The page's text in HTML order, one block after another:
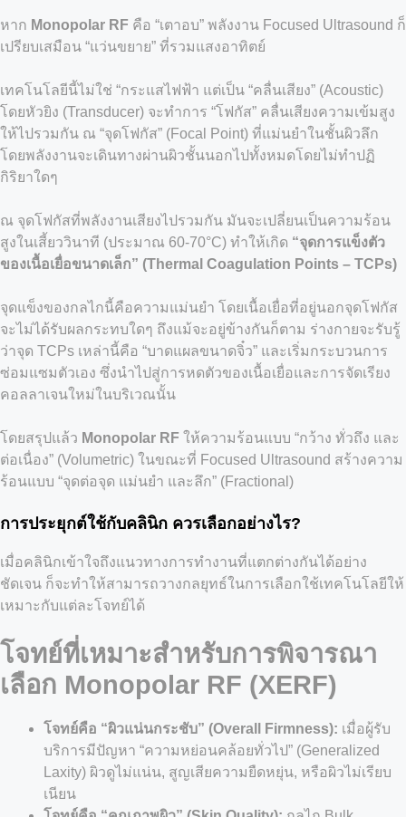
หาก Monopolar RF คือ “เตาอบ” พลังงาน Focused Ultrasound ก็
เปรียบเสมือน “แว่นขยาย” ที่รวมแสงอาทิตย์
เทคโนโลยีนี้ไม่ใช่ “กระแสไฟฟ้า แต่เป็น “คลื่นเสียง” (Acoustic)
โดยหัวยิง (Transducer) จะทำการ “โฟกัส” คลื่นเสียงความเข้มสูง
ให้ไปรวมกัน ณ “จุดโฟกัส” (Focal Point) ที่แม่นยำในชั้นผิวลึก
โดยพลังงานจะเดินทางผ่านผิวชั้นนอกไปทั้งหมดโดยไม่ทำปฏิ
กิริยาใดๆ
ณ จุดโฟกัสที่พลังงานเสียงไปรวมกัน มันจะเปลี่ยนเป็นความร้อน
สูงในเสี้ยววินาที (ประมาณ 60-70°C) ทำให้เกิด “จุดการแข็งตัว
ของเนื้อเยื่อขนาดเล็ก” (Thermal Coagulation Points – TCPs)
จุดแข็งของกลไกนี้คือความแม่นยำ โดยเนื้อเยื่อที่อยู่นอกจุดโฟกัส
จะไม่ได้รับผลกระทบใดๆ ถึงแม้จะอยู่ข้างกันก็ตาม ร่างกายจะรับรู้
ว่าจุด TCPs เหล่านี้คือ “บาดแผลขนาดจิ๋ว” และเริ่มกระบวนการ
ซ่อมแซมตัวเอง ซึ่งนำไปสู่การหดตัวของเนื้อเยื่อและการจัดเรียง
คอลลาเจนใหม่ในบริเวณนั้น
โดยสรุปแล้ว Monopolar RF ให้ความร้อนแบบ “กว้าง ทั่วถึง และ
ต่อเนื่อง” (Volumetric) ในขณะที่ Focused Ultrasound สร้างความ
ร้อนแบบ “จุดต่อจุด แม่นยำ และลึก” (Fractional)
การประยุกต์ใช้กับคลินิก ควรเลือกอย่างไร?
เมื่อคลินิกเข้าใจถึงแนวทางการทำงานที่แตกต่างกันได้อย่าง
ชัดเจน ก็จะทำให้สามารถวางกลยุทธ์ในการเลือกใช้เทคโนโลยีให้
เหมาะกับแต่ละโจทย์ได้
โจทย์ที่เหมาะสำหรับการพิจารณา
เลือก Monopolar RF (XERF)
โจทย์คือ “ผิวแน่นกระชับ” (Overall Firmness): เมื่อผู้รับ
บริการมีปัญหา “ความหย่อนคล้อยทั่วไป” (Generalized
Laxity) ผิวดูไม่แน่น, สูญเสียความยืดหยุ่น, หรือผิวไม่เรียบ
เนียน